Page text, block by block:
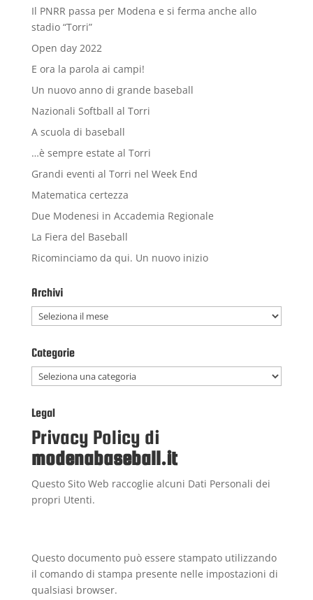
Il PNRR passa per Modena e si ferma anche allo
stadio “Torri”
Open day 2022
E ora la parola ai campi!
Un nuovo anno di grande baseball
Nazionali Softball al Torri
A scuola di baseball
…è sempre estate al Torri
Grandi eventi al Torri nel Week End
Matematica certezza
Due Modenesi in Accademia Regionale
La Fiera del Baseball
Ricominciamo da qui. Un nuovo inizio
Archivi
Archivi
Categorie
Categorie
Legal
Privacy Policy di
modenabaseball.it
Questo Sito Web raccoglie alcuni Dati Personali dei
propri Utenti.
Questo documento può essere stampato utilizzando
il comando di stampa presente nelle impostazioni di
qualsiasi browser.